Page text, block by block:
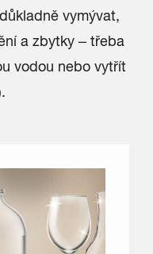
vymývat,
a zbytky – třeba
vodou nebo vytřít